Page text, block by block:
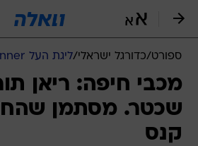
ספורט/כדורגל ישראלי/ליגת העל Winner
מכבי חיפה: ריאן
שכטר. מסתמן
קנס